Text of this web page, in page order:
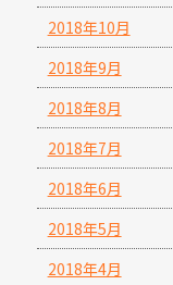
2018年10月
2018年9月
2018年8月
2018年7月
2018年6月
2018年5月
2018年4月